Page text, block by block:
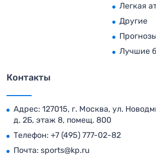
Легкая
Другие
Лучшие
Контакты
Адрес: 127015, г. Москва, ул.
д. 2Б, этаж 8, помещ. 800
Телефон: +7 (495) 777-02-82
Почта: sports@kp.ru